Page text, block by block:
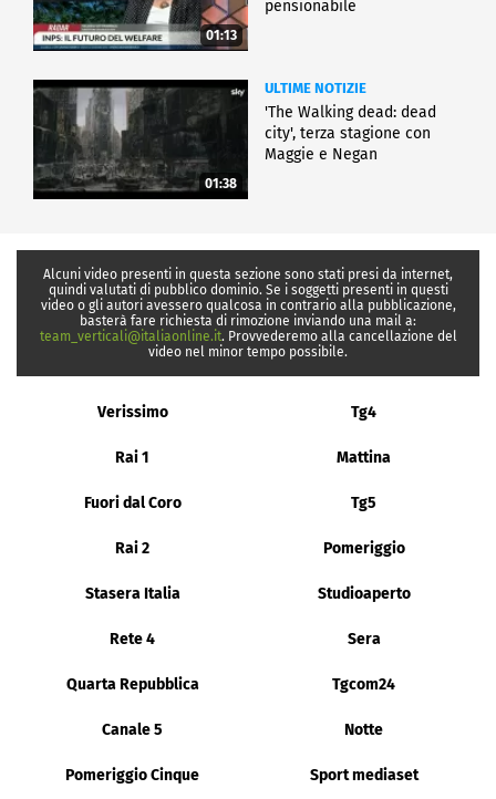
01:13
pensionabile
01:38
ULTIME NOTIZIE
'The Walking dead: dead
city', terza stagione con
Maggie e Negan
Alcuni video presenti in questa sezione sono stati presi da internet,
quindi valutati di pubblico dominio. Se i soggetti presenti in questi
video o gli autori avessero qualcosa in contrario alla pubblicazione,
basterà fare richiesta di rimozione inviando una mail a:
team_verticali@italiaonline.it. Provvederemo alla cancellazione del
video nel minor tempo possibile.
Verissimo Tg4
Rai 1 Mattina
Fuori dal Coro Tg5
Rai 2 Pomeriggio
Stasera Italia Studioaperto
Rete 4 Sera
Quarta Repubblica Tgcom24
Canale 5 Notte
Pomeriggio Cinque Sport mediaset